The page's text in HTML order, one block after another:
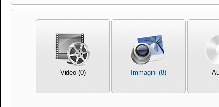
Video (0) Immagini (8)